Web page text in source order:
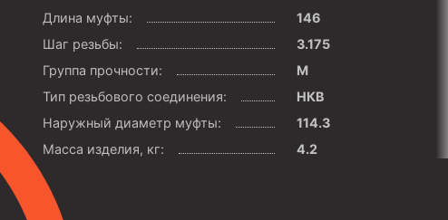
Длина муфты:
146
Шаг резьбы:
3.175
Группа прочности:
М
Тип резьбового соединения:
НКВ
Наружный диаметр муфты:
114.3
Масса изделия, кг:
4.2